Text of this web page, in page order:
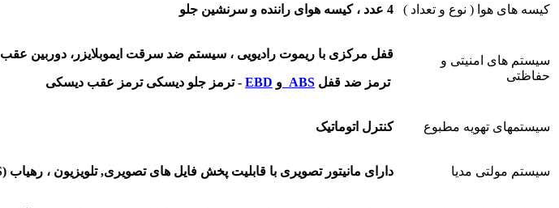
کیسه های هوا ( نوع و تعداد ) 4 عدد ، کیسه هوای راننده و سرنشین جلو
سیستم های امنیتی و
حفاظتی
قفل مرکزی با ریموت رادیویی ، سیستم ضد سرقت ایموبلایزر، دوربین عقب
ترمز ضد قفل ABS و EBD - ترمز جلو ديسكی ترمز عقب ديسكی
سیستمهای تهویه مطبوع کنترل اتوماتیک
سیستم مولتی مدیا دارای مانیتور تصویری با قابلیت پخش فایل های تصویری, تلویزیون ، رهیاب (GPS)